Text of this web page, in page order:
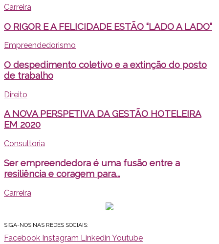
Carreira
O RIGOR E A FELICIDADE ESTÃO “LADO A LADO“
Empreendedorismo
O despedimento coletivo e a extinção do posto
de trabalho
Direito
A NOVA PERSPETIVA DA GESTÃO HOTELEIRA
EM 2020
Consultoria
Ser empreendedora é uma fusão entre a
resiliência e coragem para...
Carreira
SIGA-NOS NAS REDES SOCIAIS:
Facebook Instagram Linkedin Youtube